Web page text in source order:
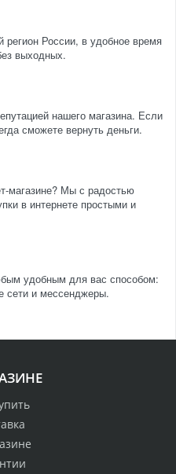
России, в удобное время
выходных.
нашего магазина. Если
сможете вернуть деньги.
магазине? Мы с радостью
в интернете простыми и
удобным для вас способом:
сети и мессенджеры.